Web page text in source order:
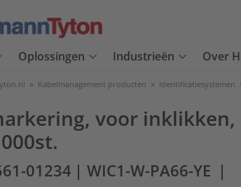
Oplossingen Industrieën Over
> Kabelmanagement producten > Identificatiesystemen
voor
01234 | WIC1-W-PA66-YE |